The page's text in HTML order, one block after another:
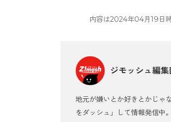
内容は2024年04月19日
ジモッシュ編集
地元が嫌いとか好きとかじゃ
をダッシュ」して情報発信中